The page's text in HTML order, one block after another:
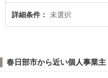
詳細条件 未選択
春日部市から近い個人事業